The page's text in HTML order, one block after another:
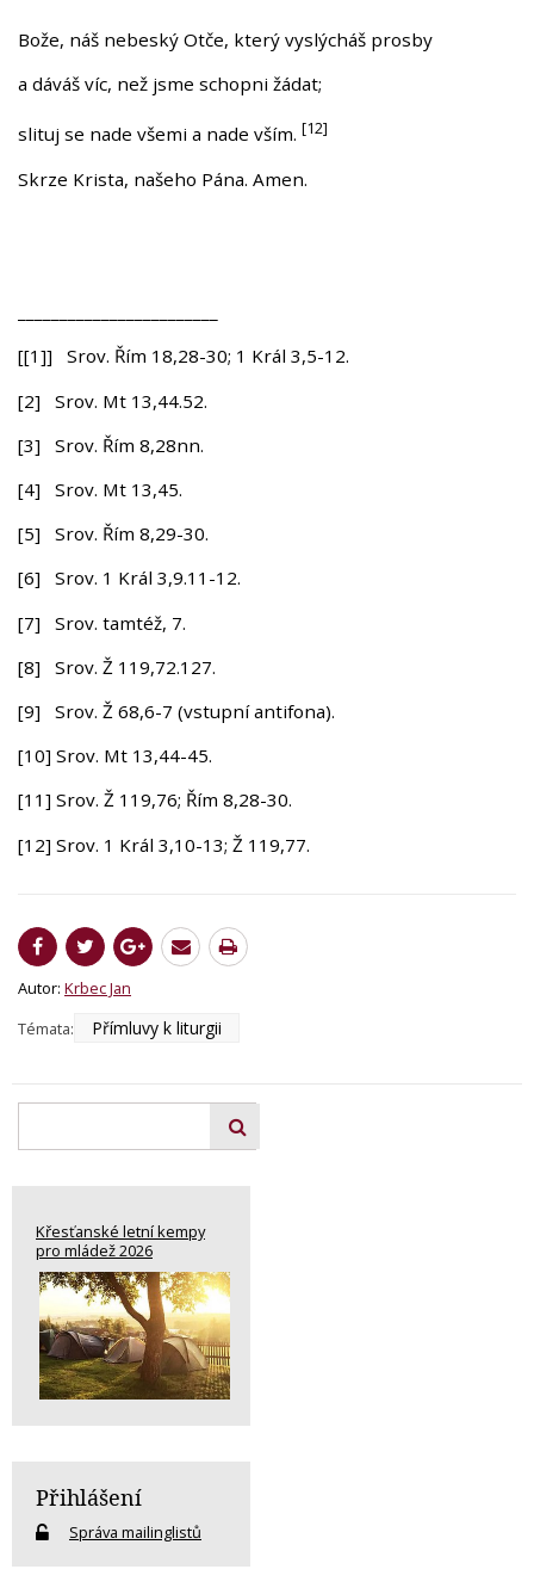
Bože, náš nebeský Otče, který vyslýcháš prosby
a dáváš víc, než jsme schopni žádat;
slituj se nade všemi a nade vším. [12]
Skrze Krista, našeho Pána. Amen.
[[1]] Srov. Řím 18,28-30; 1 Král 3,5-12.
[2] Srov. Mt 13,44.52.
[3] Srov. Řím 8,28nn.
[4] Srov. Mt 13,45.
[5] Srov. Řím 8,29-30.
[6] Srov. 1 Král 3,9.11-12.
[7] Srov. tamtéž, 7.
[8] Srov. Ž 119,72.127.
[9] Srov. Ž 68,6-7 (vstupní antifona).
[10] Srov. Mt 13,44-45.
[11] Srov. Ž 119,76; Řím 8,28-30.
[12] Srov. 1 Král 3,10-13; Ž 119,77.
Autor: Krbec Jan
Témata:
Přímluvy k liturgii
Křesťanské letní kempy
pro mládež 2026
Přihlášení
Správa mailinglistů